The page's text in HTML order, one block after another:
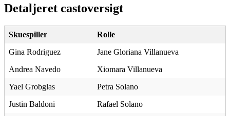
Detaljeret castoversigt
Skuespiller
Rolle
Gina Rodriguez
Jane Gloriana Villanueva
Andrea Navedo
Xiomara Villanueva
Yael Grobglas
Petra Solano
Justin Baldoni
Rafael Solano